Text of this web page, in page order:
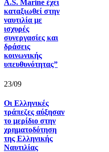
A.S. Marine έχει
καταξιωθεί στην
ναυτιλία με
ισχυρές
συνεργασίες και
δράσεις
κοινωνικής
υπευθυνότητας”
23/09
Οι Ελληνικές
τράπεζες αύξησαν
το μερίδιο στην
χρηματοδότηση
της Ελληνικής
Ναυτιλίας